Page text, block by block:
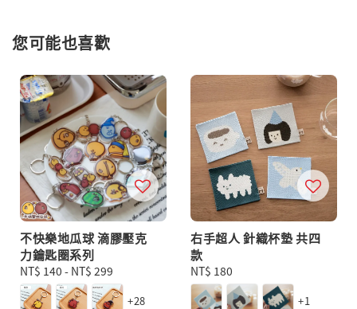
您可能也喜歡
不快樂地瓜球 滴膠壓克
力鑰匙圈系列
Regular
price
NT$ 140 - NT$ 299
+28
右手超人 針織杯墊 共四
款
Regular
price
NT$ 180
+1